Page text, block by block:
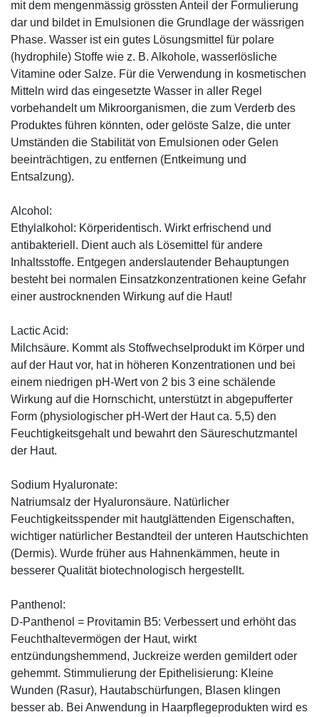
mit dem mengenmässig grössten Anteil der Formulierung
dar und bildet in Emulsionen die Grundlage der wässrigen
Phase. Wasser ist ein gutes Lösungsmittel für polare
(hydrophile) Stoffe wie z. B. Alkohole, wasserlösliche
Vitamine oder Salze. Für die Verwendung in kosmetischen
Mitteln wird das eingesetzte Wasser in aller Regel
vorbehandelt um Mikroorganismen, die zum Verderb des
Produktes führen könnten, oder gelöste Salze, die unter
Umständen die Stabilität von Emulsionen oder Gelen
beeinträchtigen, zu entfernen (Entkeimung und
Entsalzung).
Alcohol:
Ethylalkohol: Körperidentisch. Wirkt erfrischend und
antibakteriell. Dient auch als Lösemittel für andere
Inhaltsstoffe. Entgegen anderslautender Behauptungen
besteht bei normalen Einsatzkonzentrationen keine Gefahr
einer austrocknenden Wirkung auf die Haut!
Lactic Acid:
Milchsäure. Kommt als Stoffwechselprodukt im Körper und
auf der Haut vor, hat in höheren Konzentrationen und bei
einem niedrigen pH-Wert von 2 bis 3 eine schälende
Wirkung auf die Hornschicht, unterstützt in abgepufferter
Form (physiologischer pH-Wert der Haut ca. 5,5) den
Feuchtigkeitsgehalt und bewahrt den Säureschutzmantel
der Haut.
Sodium Hyaluronate:
Natriumsalz der Hyaluronsäure. Natürlicher
Feuchtigkeitsspender mit hautglättenden Eigenschaften,
wichtiger natürlicher Bestandteil der unteren Hautschichten
(Dermis). Wurde früher aus Hahnenkämmen, heute in
besserer Qualität biotechnologisch hergestellt.
Panthenol:
D-Panthenol = Provitamin B5: Verbessert und erhöht das
Feuchthaltevermögen der Haut, wirkt
entzündungshemmend, Juckreize werden gemildert oder
gehemmt. Stimmulierung der Epithelisierung: Kleine
Wunden (Rasur), Hautabschürfungen, Blasen klingen
besser ab. Bei Anwendung in Haarpflegeprodukten wird es